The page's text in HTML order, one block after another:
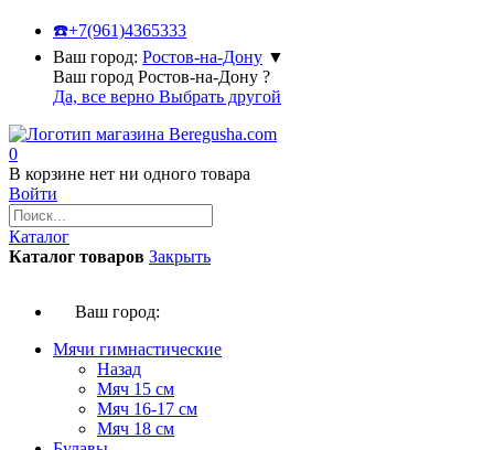
☎️+7(961)4365333
Ваш город: Ростов-на-Дону ▼
Ваш город Ростов-на-Дону ?
Да, все верно Выбрать другой
0
В корзине нет ни одного товара
Войти
Каталог
Каталог товаров Закрыть
Ваш город:
Мячи гимнастические
Назад
Мяч 15 см
Мяч 16-17 см
Мяч 18 см